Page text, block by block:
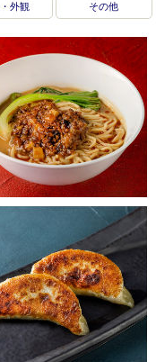
外観 その他